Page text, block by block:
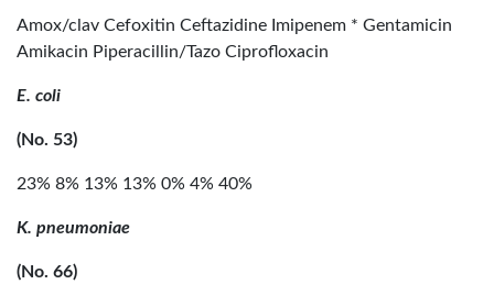
Amox/clav Cefoxitin Ceftazidine Imipenem * Gentamicin
Amikacin Piperacillin/Tazo Ciprofloxacin
E. coli
(No. 53)
23% 8% 13% 13% 0% 4% 40%
K. pneumoniae
(No. 66)